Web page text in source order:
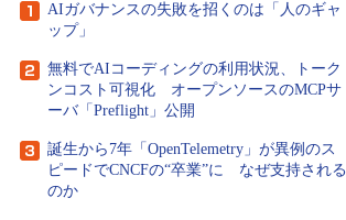
AIガバナンスの失敗を招くのは「人のギャ
ップ」
無料でAIコーディングの利用状況、トーク
ンコスト可視化 オープンソースのMCPサ
ーバ「Preflight」公開
誕生から7年「OpenTelemetry」が異例のス
ピードでCNCFの“卒業”に なぜ支持される
のか